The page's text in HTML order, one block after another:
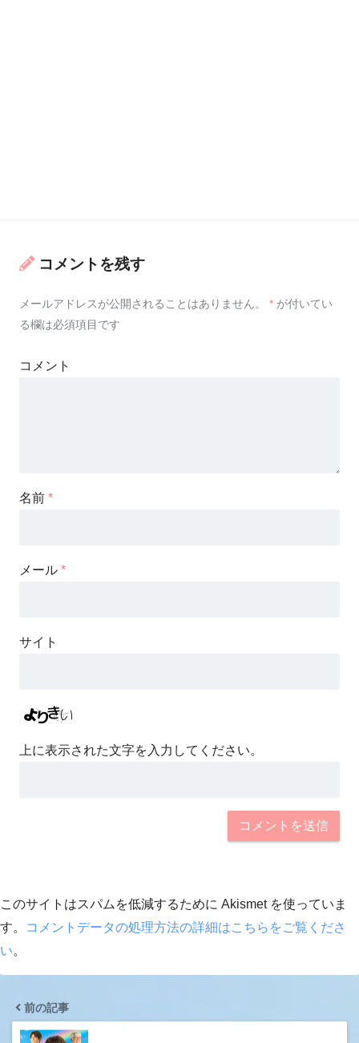
コメントを残す
メールアドレスが公開されることはありません。 * が付いてい
る欄は必須項目です
コメント
名前 *
メール *
サイト
上に表示された文字を入力してください。
このサイトはスパムを低減するために Akismet を使っていま
す。
コメントデータの処理方法の詳細はこちらをご覧くださ
い。
前の記事